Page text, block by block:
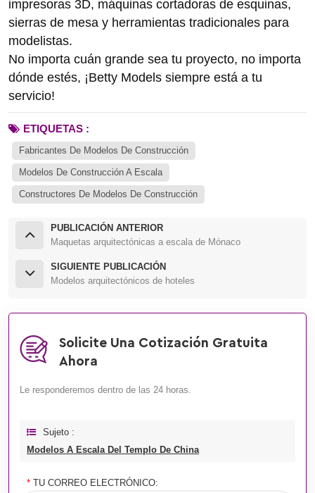
impresoras 3D, máquinas cortadoras de esquinas,
sierras de mesa y herramientas tradicionales para
modelistas.
No importa cuán grande sea tu proyecto, no importa
dónde estés, ¡Betty Models siempre está a tu
servicio!
ETIQUETAS :
Fabricantes De Modelos De Construcción
Modelos De Construcción A Escala
Constructores De Modelos De Construcción
PUBLICACIÓN ANTERIOR
Maquetas arquitectónicas a escala de Mónaco
SIGUIENTE PUBLICACIÓN
Modelos arquitectónicos de hoteles
Solicite Una Cotización Gratuita
Ahora
Le responderemos dentro de las 24 horas.
Sujeto :
Modelos A Escala Del Templo De China
* TU CORREO ELECTRÓNICO: